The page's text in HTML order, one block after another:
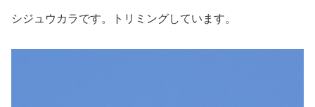
シジュウカラです。トリミングしています。